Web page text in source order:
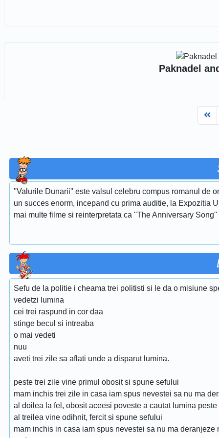
Paknadel
''Valurile Dunarii'' este valsul celebru compus romanul de
un succes enorm, incepand cu prima auditie, la Expozitia
mai multe filme si reinterpretata ca ''The Anniversary
Sefu de la politie i cheama trei politisti si le da o misiune
vedetzi lumina
cei trei raspund in cor daa
stinge becul si intreaba
o mai vedeti
nuu
aveti trei zile sa aflati unde a disparut lumina.
peste trei zile vine primul obosit si spune sefului
mam inchis trei zile in casa iam spus nevestei sa nu ma
al doilea la fel, obosit aceesi poveste a cautat lumina
al treilea vine odihnit, fercit si spune sefului
mam inchis in casa iam spus nevestei sa nu ma